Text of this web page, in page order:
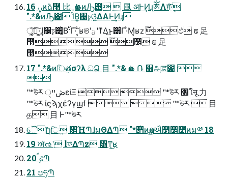
16 ࣮ࡍͷձ࿩ ⽐ ֱ ҩࢣͷԠ౴  ⾵ अͰ͢ͶɻༀΛग़͠·͢
".*&ͷԠ౴ lͭΒ͍঱ঢ়͕ଓ͍͍ͯΔΑ͏Ͱ͢Ͷɻ
ৄ͓͘͠ฉ͖͠·͕͢ɺ঱ঢ়͸͍͔ͭΒ࢝·Γ·͠ ͔ͨʁଞʹؾʹͳΔ͜ͱ͸͋Γ·ͤΜ͔ʁz ࣌ؒඵ ຬ ⾜
౓ ࣌ؒ෼ ຬ ⾜
౓
17 ".*&ͷিܸతσʔλ ධՁ߲ ⽬ ".*& ҩࢣ ݁Ռ ਍அਫ਼౓ 

"*উར ڞײੑείΞ   "*উར ৘ใऩू ⼒  
"*উར ίϛϡχέʔγϣϯ   "*উར ߲ ⽬
த߲ ⽬ Ͱ"*উར
ୈ෦ɿিܸ ௜ΉՊɺมΘΔՊ "*࣌୅ͷҩྍઐ໳෼໺ͷม༰ 18
19 ਅͬઌʹ lফ͑ΔՊz ͸Ͳ͔͜ʁ
20 ์ࣹઢՊ
21 පཧՊ